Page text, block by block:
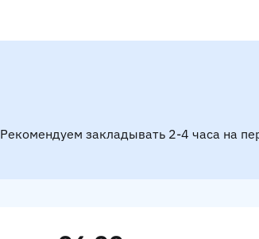
закладывать 2-4 часа на